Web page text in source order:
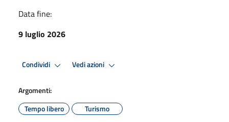
Data fine:
9 luglio 2026
Condividi Vedi azioni
Argomenti:
Tempo libero
Turismo